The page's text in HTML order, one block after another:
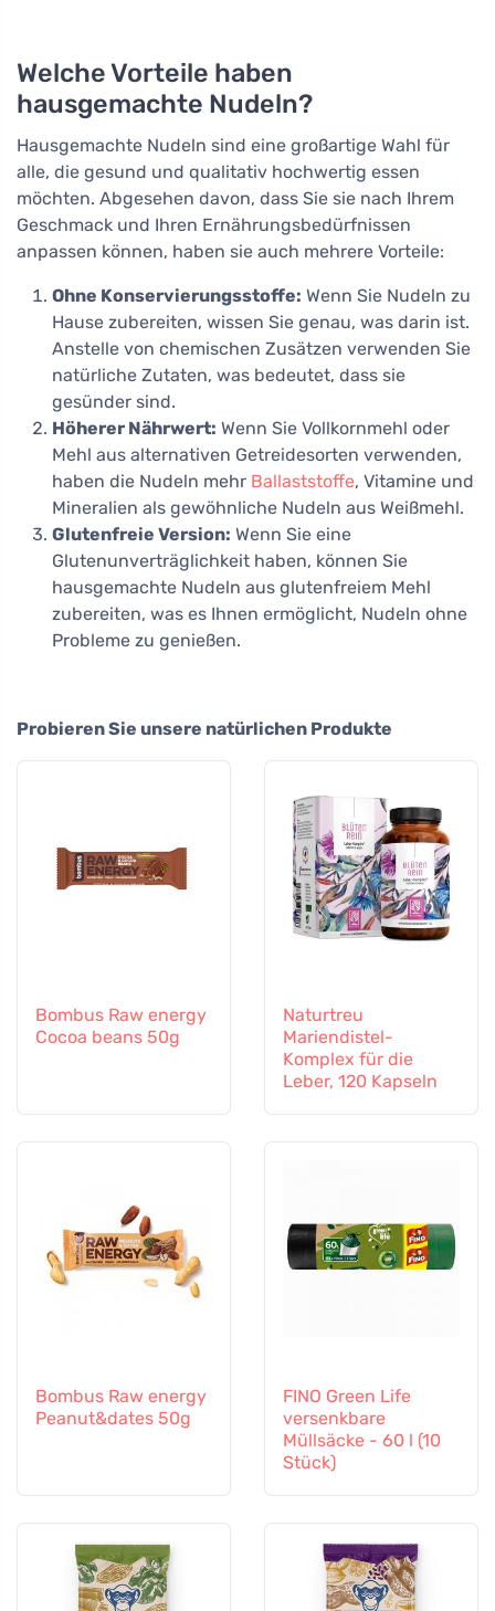
Welche Vorteile haben
hausgemachte Nudeln?
Hausgemachte Nudeln sind eine großartige Wahl für
alle, die gesund und qualitativ hochwertig essen
möchten. Abgesehen davon, dass Sie sie nach Ihrem
Geschmack und Ihren Ernährungsbedürfnissen
anpassen können, haben sie auch mehrere Vorteile:
Ohne Konservierungsstoffe: Wenn Sie Nudeln zu
Hause zubereiten, wissen Sie genau, was darin ist.
Anstelle von chemischen Zusätzen verwenden Sie
natürliche Zutaten, was bedeutet, dass sie
gesünder sind.
Höherer Nährwert: Wenn Sie Vollkornmehl oder
Mehl aus alternativen Getreidesorten verwenden,
haben die Nudeln mehr Ballaststoffe, Vitamine und
Mineralien als gewöhnliche Nudeln aus Weißmehl.
Glutenfreie Version: Wenn Sie eine
Glutenunverträglichkeit haben, können Sie
hausgemachte Nudeln aus glutenfreiem Mehl
zubereiten, was es Ihnen ermöglicht, Nudeln ohne
Probleme zu genießen.
Probieren Sie unsere natürlichen Produkte
Bombus Raw energy
Cocoa beans 50g
Naturtreu
Mariendistel-
Komplex für die
Leber, 120 Kapseln
Bombus Raw energy
Peanut&dates 50g
FINO Green Life
versenkbare
Müllsäcke - 60 l (10
Stück)